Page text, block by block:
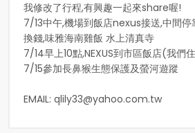
我修改了行程,有興趣一起來share喔!
7/13中午,機場到飯店nexus接送,中間
換錢,味雅海南雞飯 水上清真寺
7/14早上10點,NEXUS到市區飯店(我們
7/15參加長鼻猴生態保護及螢河遊蹤
EMAIL: qlily33@yahoo.com.tw